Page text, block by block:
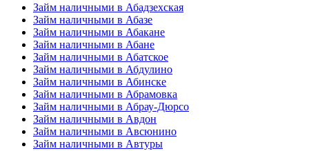
Займ наличными в Абадзехская
Займ наличными в Абазе
Займ наличными в Абакане
Займ наличными в Абане
Займ наличными в Абатское
Займ наличными в Абдулино
Займ наличными в Абинске
Займ наличными в Абрамовка
Займ наличными в Абрау-Дюрсо
Займ наличными в Авдон
Займ наличными в Авсюнино
Займ наличными в Автуры